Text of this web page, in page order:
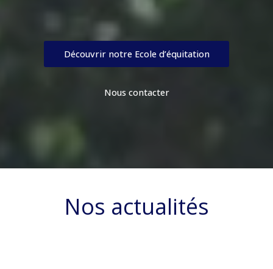
Découvrir notre Ecole d’équitation
Nous contacter
Nos actualités